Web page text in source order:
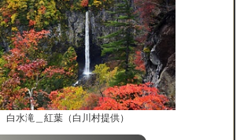
白水滝＿紅葉（白川村提供）